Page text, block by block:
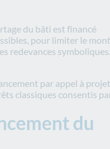
du bâti est financé
pour limiter le
redevances
par appel à
classiques consentis
du